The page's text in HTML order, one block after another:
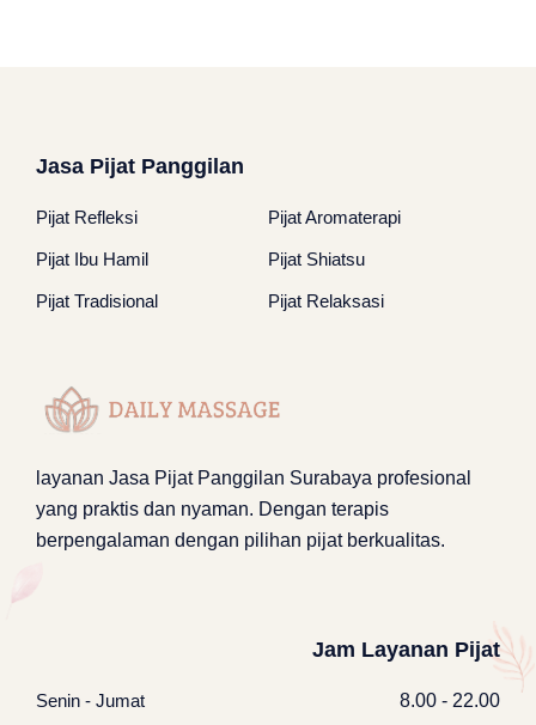
Jasa Pijat Panggilan
Pijat Refleksi Pijat Aromaterapi
Pijat Ibu Hamil Pijat Shiatsu
Pijat Tradisional Pijat Relaksasi
layanan Jasa Pijat Panggilan Surabaya profesional
yang praktis dan nyaman. Dengan terapis
berpengalaman dengan pilihan pijat berkualitas.
Jam Layanan Pijat
Senin - Jumat 8.00 - 22.00